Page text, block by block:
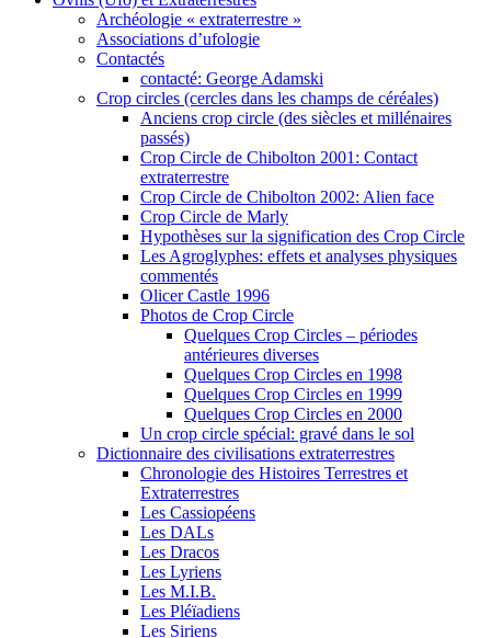
Archéologie « extraterrestre »
Associations d’ufologie
Contactés
contacté: George Adamski
Crop circles (cercles dans les champs de céréales)
Anciens crop circle (des siècles et millénaires
passés)
Crop Circle de Chibolton 2001: Contact
extraterrestre
Crop Circle de Chibolton 2002: Alien face
Crop Circle de Marly
Hypothèses sur la signification des Crop Circle
Les Agroglyphes: effets et analyses physiques
commentés
Olicer Castle 1996
Photos de Crop Circle
Quelques Crop Circles – périodes
antérieures diverses
Quelques Crop Circles en 1998
Quelques Crop Circles en 1999
Quelques Crop Circles en 2000
Un crop circle spécial: gravé dans le sol
Dictionnaire des civilisations extraterrestres
Chronologie des Histoires Terrestres et
Extraterrestres
Les Cassiopéens
Les DALs
Les Dracos
Les Lyriens
Les M.I.B.
Les Pléïadiens
Les Siriens